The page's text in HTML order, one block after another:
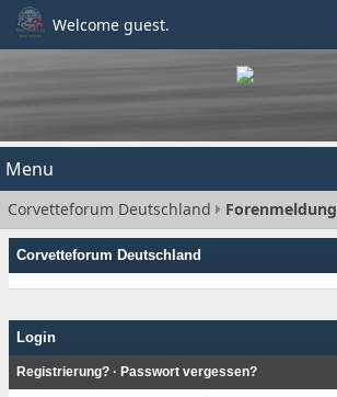
Welcome guest.
Menu
Corvetteforum Deutschland Forenmeldung
Corvetteforum Deutschland
Login
Registrierung? · Passwort vergessen?